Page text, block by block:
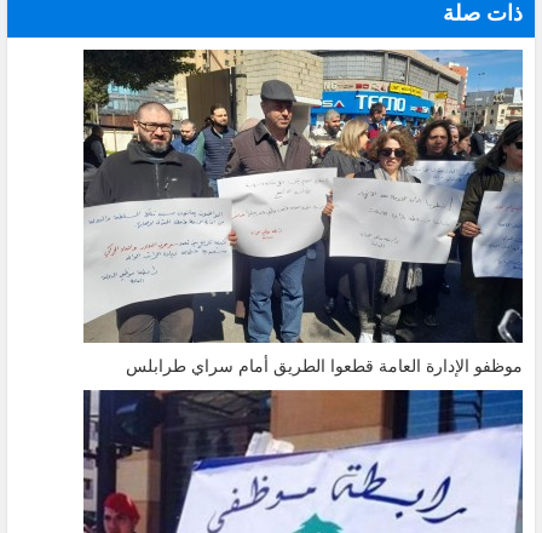
ذات صلة
موظفو الإدارة العامة قطعوا الطريق أمام سراي طرابلس